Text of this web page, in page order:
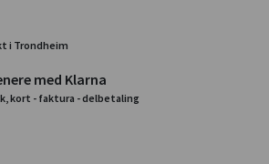
i Trondheim
med Klarna
kort - faktura - delbetaling